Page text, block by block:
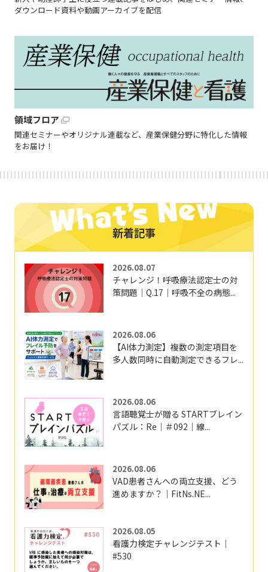
ダウンロード資料や動画アーカイブを配信
領域フロア
関連セミナーやオリジナル連載など、産業保健分野に特化した情報
をお届け！
新着記事
2026.08.07
チャレンジ！呼吸療法認定士の対
策問題｜Q.17｜呼吸不全の病態...
2026.08.06
【AI体力測定】複数の測定項目を
多人数同時に自動測定できるフレ...
2026.08.06
言語聴覚士が贈る STARTブレイン
パズル：Re｜＃092｜線...
2026.08.06
VAD患者さんへの両立支援、どう
進めますか？｜FitNs.NE...
2026.08.05
看護力検定チャレンジテスト｜
#530